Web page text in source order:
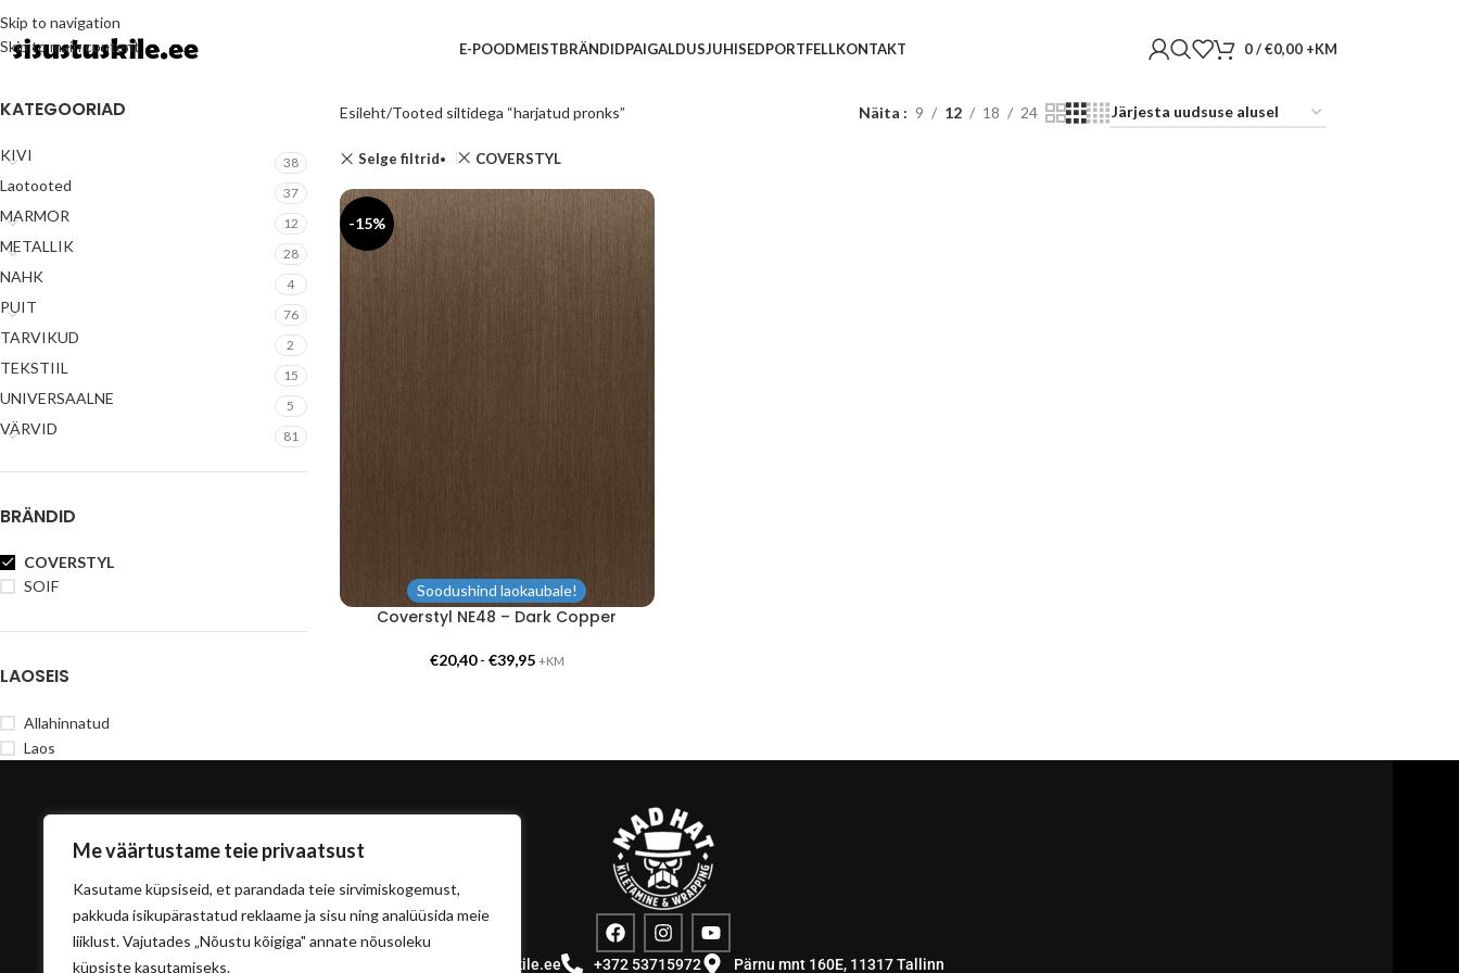
Me väärtustame teie privaatsust
Kasutame küpsiseid, et parandada teie sirvimiskogemust,
pakkuda isikupärastatud reklaame ja sisu ning analüüsida meie
liiklust. Vajutades „Nõustu kõigiga" annate nõusoleku
küpsiste kasutamiseks.
Skip to navigation
Skip to main content
E-POODMEISTBRÄNDIDPAIGALDUSJUHISEDPORTFELLKONTAKT 0/€0,00
KATEGOORIAD
KIVI 38
Laotooted 37
MARMOR 12
METALLIK 28
NAHK 4
PUIT 76
TARVIKUD 2
TEKSTIIL 15
UNIVERSAALNE 5
VÄRVID 81
BRÄNDID
COVERSTYL
SOIF
LAOSEIS
Allahinnatud
Laos
Esileht Tooted siltidega “harjatud pronks” Näita 9 12 18 24
Selge filtrid COVERSTYL
-15%
Soodushind laokaubale!
Coverstyl NE48 – Dark Copper
€20,40- €39,95 +KM
info@sisustuskile.ee +372 53715972 Pärnu mnt 160E, 11317 Tallinn